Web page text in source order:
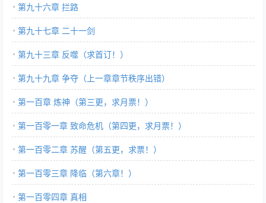
第九十六章 拦路
第九十七章 二十一剑
第九十三章 反噬（求首订！）
第九十九章 争夺（上一章章节秩序出错）
第一百章 炼神（第三更，求月票！）
第一百零一章 致命危机（第四更，求月票！）
第一百零二章 苏醒（第五更，求票！）
第一百零三章 降临（第六章！）
第一百零四章 真相